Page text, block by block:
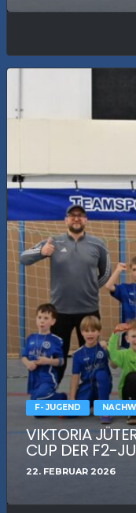
F- JUGEND
VIKTORIA
CUP DER F2-
22. FEBRUAR 2026